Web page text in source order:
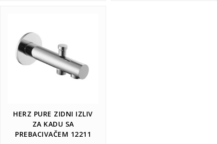
HERZ PURE ZIDNI IZLIV
ZA KADU SA
PREBACIVAČEM 12211